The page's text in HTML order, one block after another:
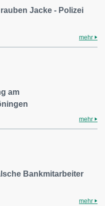
Jacke - Polizei
mehr
am
mehr
Bankmitarbeiter
mehr